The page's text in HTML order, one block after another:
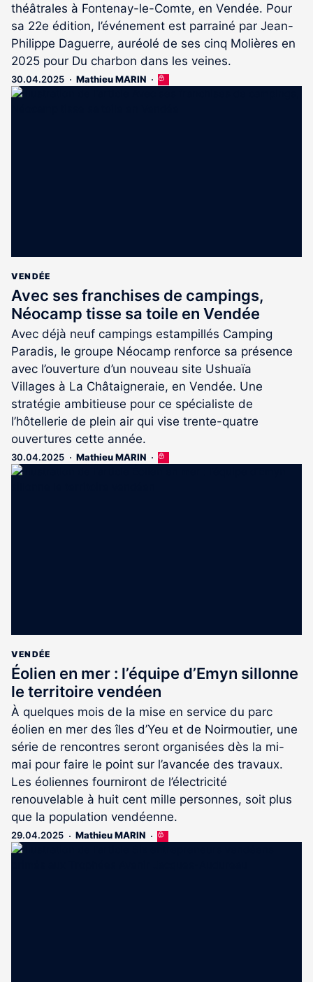
théâtrales à Fontenay-le-Comte, en Vendée. Pour
sa 22e édition, l’événement est parrainé par Jean-
Philippe Daguerre, auréolé de ses cinq Molières en
2025 pour Du charbon dans les veines.
30.04.2025 Mathieu MARIN
Cet
VENDÉE
Avec ses franchises de campings,
Néocamp tisse sa toile en Vendée
Avec déjà neuf campings estampillés Camping
Paradis, le groupe Néocamp renforce sa présence
avec l’ouverture d’un nouveau site Ushuaïa
Villages à La Châtaigneraie, en Vendée. Une
stratégie ambitieuse pour ce spécialiste de
l’hôtellerie de plein air qui vise trente-quatre
ouvertures cette année.
30.04.2025 Mathieu MARIN
Cet
VENDÉE
Éolien en mer : l’équipe d’Emyn sillonne
le territoire vendéen
À quelques mois de la mise en service du parc
éolien en mer des îles d’Yeu et de Noirmoutier, une
série de rencontres seront organisées dès la mi-
mai pour faire le point sur l’avancée des travaux.
Les éoliennes fourniront de l’électricité
renouvelable à huit cent mille personnes, soit plus
que la population vendéenne.
29.04.2025 Mathieu MARIN
Cet